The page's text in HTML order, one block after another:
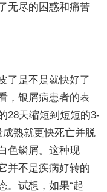
无尽的困惑和痛苦
了是不是就快好了
，银屑病患者的表
28天缩短到短短的3-
熟就更快死亡并脱
色鳞屑。这种现
并不是疾病好转的
。试想，如果“起